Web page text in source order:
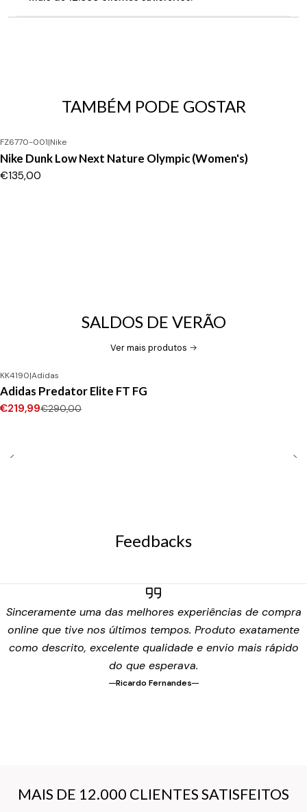
TAMBÉM PODE GOSTAR
FZ6770-001|Nike
Nike Dunk Low Next Nature Olympic (Women's)
€135,00
SALDOS DE VERÃO
Ver mais produtos
-24%DESCONTO
Novo
KK4190|Adidas
Adidas Predator Elite FT FG
€219,99€290,00
Feedbacks
Sinceramente uma das melhores experiências de compra
online que tive nos últimos tempos. Produto exatamente
como descrito, excelente qualidade e envio mais rápido
do que esperava.
Ricardo Fernandes
MAIS DE 12.000 CLIENTES SATISFEITOS
MAIS DE 12.000 CLIENTES SATISFEITOS